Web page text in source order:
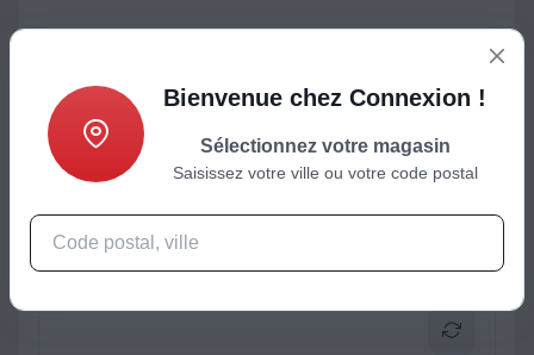
Bienvenue chez Connexion !
Sélectionnez votre magasin
Saisissez votre ville ou votre code postal